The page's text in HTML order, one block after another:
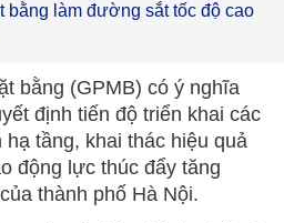
bằng làm đường sắt tốc độ cao
bằng (GPMB) có ý nghĩa
định tiến độ triển khai các
tầng, khai thác hiệu quả
động lực thúc đẩy tăng
thành phố Hà Nội.